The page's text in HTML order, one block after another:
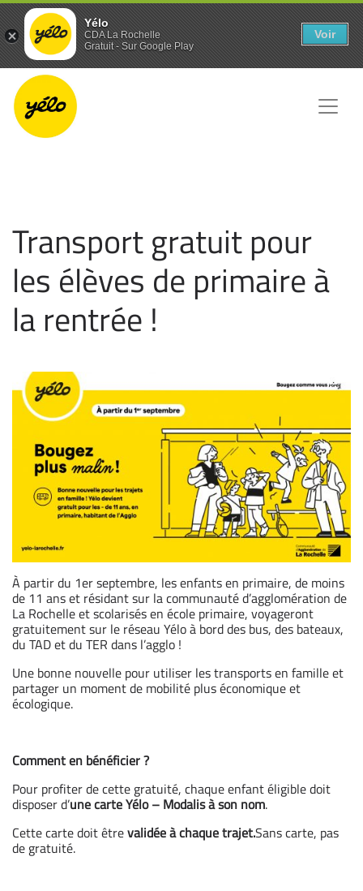
Transport gratuit pour
les élèves de primaire à
la rentrée !
À partir du 1er septembre, les enfants en primaire, de moins
de 11 ans et résidant sur la communauté d’agglomération de
La Rochelle et scolarisés en école primaire, voyageront
gratuitement sur le réseau Yélo à bord des bus, des bateaux,
du TAD et du TER dans l’agglo !
Une bonne nouvelle pour utiliser les transports en famille et
partager un moment de mobilité plus économique et
écologique.
Comment en bénéficier ?
Pour profiter de cette gratuité, chaque enfant éligible doit
disposer d’une carte Yélo – Modalis à son nom.
Cette carte doit êtrevalidée à chaque trajet.Sans carte, pas
de gratuité.
Yélo
CDA La Rochelle
Gratuit - Sur Google Play
Voir
Panneau de gestion des cookies